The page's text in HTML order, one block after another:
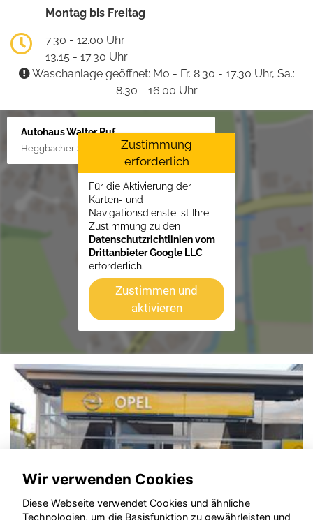
Montag bis Freitag
7.30 - 12.00 Uhr
13.15 - 17.30 Uhr
Waschanlage geöffnet: Mo - Fr. 8.30 - 17.30 Uhr, Sa.:
8.30 - 16.00 Uhr
Autohaus Walter Ruf
Heggbacher Straße 25, 88477 Schönebürg
Zustimmung
erforderlich
Für die Aktivierung der
Karten- und
Navigationsdienste ist Ihre
Zustimmung zu den
Datenschutzrichtlinien vom
Drittanbieter Google LLC
erforderlich.
Zustimmen und
aktivieren
Wir verwenden Cookies
Diese Webseite verwendet Cookies und ähnliche
Technologien, um die Basisfunktion zu gewährleisten und